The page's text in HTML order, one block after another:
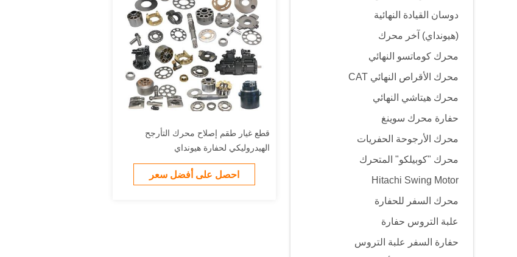
دوسان القيادة النهائية
(هيونداي) آخر محرك
محرك كوماتسو النهائي
محرك الأقراص النهائي CAT
محرك هيتاشي النهائي
حفارة محرك سوينغ
محرك الأرجوحة الحفريات
محرك "كوبيلكو" المتحرك
Hitachi Swing Motor
محرك السفر للحفارة
علبة التروس حفارة
حفارة السفر علبة التروس
قطع غيار طقم إصلاح محرك التأرجح
الهيدروليكي لحفارة هيونداي
احصل على أفضل سعر